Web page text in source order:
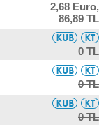
2,68 Euro,
86,89 TL
0 TL
0 TL
0 TL